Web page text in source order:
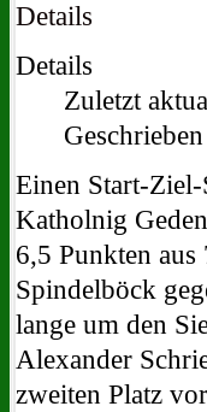
Details
Details
Zuletzt
Einen Start-
Katholnig
6,5 Punkten
Spindelböck
lange um den
Alexander
zweiten Platz